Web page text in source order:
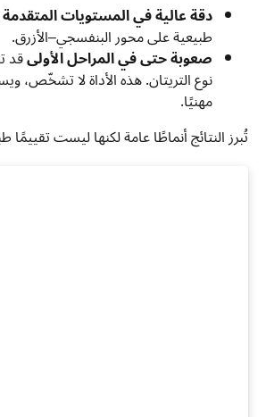
دقة عالية في المستويات المتقدمة
طبيعية على محور البنفسجي–الأزرق.
صعوبة حتى في المراحل الأولىقد
نوع التريتان. هذه الأداة لا تشخّص،
مهنيًا.
تُبرز النتائج أنماطًا عامة لكنها ليست تقييمًا